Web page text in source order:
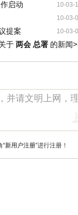
10-03-
启动
10-03-
10-03-
提案
于 两会 总署的新闻
“新用户注册”进行注册！